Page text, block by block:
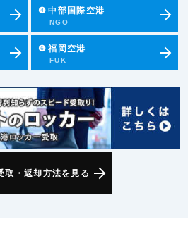
❹ 中部国際空港
NGO
❻ 福岡空港
FUK
取・返却方法を見る